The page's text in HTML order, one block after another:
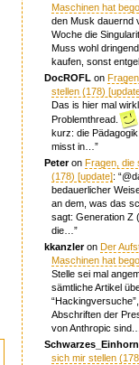
Maschinen hat
den Musk dauernd
Woche die
Muss wohl
kaufen, sonst
DocROFL on
stellen (178)
Das is hier mal
Problemthread.
kurz: die
misst in… ”
PeteronFragen, die
(178) [update]: “
bedauerlicher
an dem, was das
sagt: Generation Z
die… ”
kkanzleronDer
Maschinen hat
Stelle sei mal
sämtliche Artikel
Abschriften der
von Anthropic sind.…
Schwarzes_Einhorn
sich mir stellen